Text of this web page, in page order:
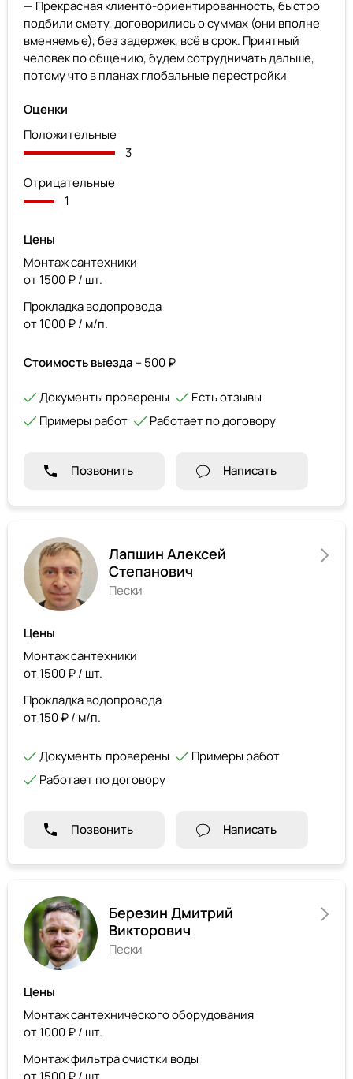
— Прекрасная клиенто-ориентированность, быстро
подбили смету, договорились о суммах (они вполне
вменяемые), без задержек, всё в срок. Приятный
человек по общению, будем сотрудничать дальше,
потому что в планах глобальные перестройки
Оценки
Положительные
3
Отрицательные
1
Цены
Монтаж сантехники
от 1500 ₽ / шт.
Прокладка водопровода
от 1000 ₽ / м/п.
Стоимость выезда – 500 ₽
Документы проверены
Есть отзывы
Примеры работ
Работает по договору
Позвонить Написать
Лапшин Алексей
Степанович
Пески
Цены
Монтаж сантехники
от 1500 ₽ / шт.
Прокладка водопровода
от 150 ₽ / м/п.
Документы проверены
Примеры работ
Работает по договору
Позвонить Написать
Березин Дмитрий
Викторович
Пески
Цены
Монтаж сантехнического оборудования
от 1000 ₽ / шт.
Монтаж фильтра очистки воды